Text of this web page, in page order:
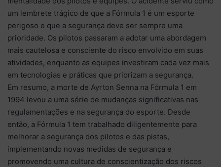
um lembrete trágico de que a Fórmula 1 é um esporte
perigoso e que a segurança deve ser sempre uma
prioridade. Os pilotos passaram a adotar uma abordagem
mais cautelosa e consciente do risco envolvido em suas
atividades, enquanto as equipes investiram cada vez mais
em tecnologias e práticas que priorizam a segurança.
Em resumo, a morte de Ayrton Senna na Fórmula 1 em
1994 levou a uma série de mudanças significativas nas
regulamentações e na segurança do esporte. Desde
então, a Fórmula 1 tem trabalhado diligentemente para
melhorar a segurança dos pilotos e das pistas,
implementando novas medidas de segurança e
promovendo uma cultura de conscientização dos riscos